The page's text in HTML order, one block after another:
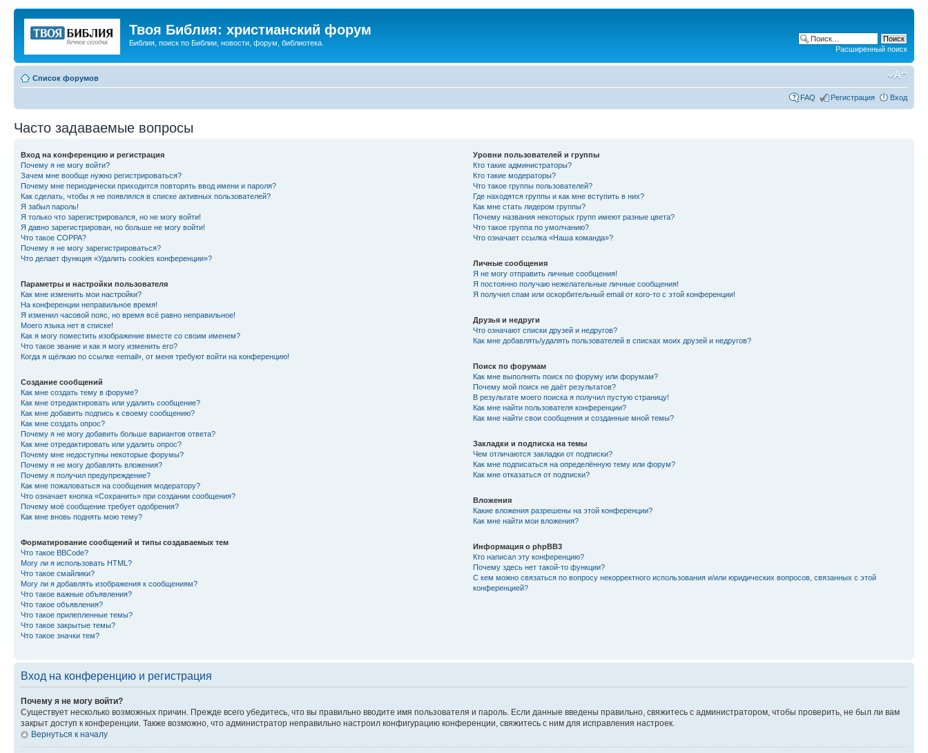
Твоя Библия: христианский форум
Библия, поиск по Библии, новости, форум, библиотека.
Расширенный поиск
Список форумов
FAQ Регистрация Вход
Часто задаваемые вопросы
Вход на конференцию и регистрация
Почему я не могу войти?
Зачем мне вообще нужно регистрироваться?
Почему мне периодически приходится повторять ввод имени и пароля?
Как сделать, чтобы я не появлялся в списке активных пользователей?
Я забыл пароль!
Я только что зарегистрировался, но не могу войти!
Я давно зарегистрирован, но больше не могу войти!
Что такое COPPA?
Почему я не могу зарегистрироваться?
Что делает функция «Удалить cookies конференции»?
Параметры и настройки пользователя
Как мне изменить мои настройки?
На конференции неправильное время!
Я изменил часовой пояс, но время всё равно неправильное!
Моего языка нет в списке!
Как я могу поместить изображение вместе со своим именем?
Что такое звание и как я могу изменить его?
Когда я щёлкаю по ссылке «email», от меня требуют войти на конференцию!
Создание сообщений
Как мне создать тему в форуме?
Как мне отредактировать или удалить сообщение?
Как мне добавить подпись к своему сообщению?
Как мне создать опрос?
Почему я не могу добавить больше вариантов ответа?
Как мне отредактировать или удалить опрос?
Почему мне недоступны некоторые форумы?
Почему я не могу добавлять вложения?
Почему я получил предупреждение?
Как мне пожаловаться на сообщения модератору?
Что означает кнопка «Сохранить» при создании сообщения?
Почему моё сообщение требует одобрения?
Как мне вновь поднять мою тему?
Форматирование сообщений и типы создаваемых тем
Что такое BBCode?
Могу ли я использовать HTML?
Что такое смайлики?
Могу ли я добавлять изображения к сообщениям?
Что такое важные объявления?
Что такое объявления?
Что такое прилепленные темы?
Что такое закрытые темы?
Что такое значки тем?
Уровни пользователей и группы
Кто такие администраторы?
Кто такие модераторы?
Что такое группы пользователей?
Где находятся группы и как мне вступить в них?
Как мне стать лидером группы?
Почему названия некоторых групп имеют разные цвета?
Что такое группа по умолчанию?
Что означает ссылка «Наша команда»?
Личные сообщения
Я не могу отправить личные сообщения!
Я постоянно получаю нежелательные личные сообщения!
Я получил спам или оскорбительный email от кого-то с этой конференции!
Друзья и недруги
Что означают списки друзей и недругов?
Как мне добавлять/удалять пользователей в списках моих друзей и недругов?
Поиск по форумам
Как мне выполнить поиск по форуму или форумам?
Почему мой поиск не даёт результатов?
В результате моего поиска я получил пустую страницу!
Как мне найти пользователя конференции?
Как мне найти свои сообщения и созданные мной темы?
Закладки и подписка на темы
Чем отличаются закладки от подписки?
Как мне подписаться на определённую тему или форум?
Как мне отказаться от подписки?
Вложения
Какие вложения разрешены на этой конференции?
Как мне найти мои вложения?
Информация о phpBB3
Кто написал эту конференцию?
Почему здесь нет такой-то функции?
С кем можно связаться по вопросу некорректного использования и/или юридических вопросов, связанных с этой
конференцией?
Вход на конференцию и регистрация
Почему я не могу войти?
Существует несколько возможных причин. Прежде всего убедитесь, что вы правильно вводите имя пользователя и пароль. Если данные введены правильно, свяжитесь с администратором, чтобы проверить, не был ли вам
закрыт доступ к конференции. Также возможно, что администратор неправильно настроил конфигурацию конференции, свяжитесь с ним для исправления настроек.
Вернуться к началу